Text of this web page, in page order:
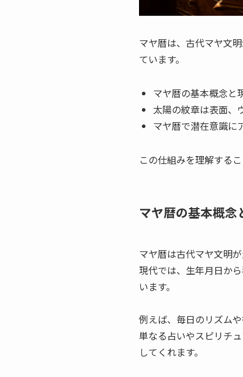
マヤ暦は、古代マヤ文
ています。
マヤ暦の基本概念と
太陽の紋章は表面、
マヤ暦で潜在意識に
この仕組みを理解する
マヤ暦の基本概念
マヤ暦は古代マヤ文明
現代では、生年月日か
います。
例えば、毎日のリズム
単なる占いやスピリチ
してくれます。